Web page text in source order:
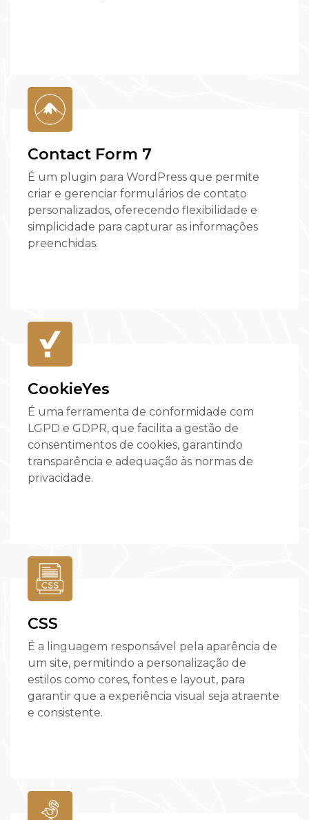
Contact Form 7
É um plugin para WordPress que permite
criar e gerenciar formulários de contato
personalizados, oferecendo flexibilidade e
simplicidade para capturar as informações
preenchidas.
CookieYes
É uma ferramenta de conformidade com
LGPD e GDPR, que facilita a gestão de
consentimentos de cookies, garantindo
transparência e adequação às normas de
privacidade.
CSS
É a linguagem responsável pela aparência de
um site, permitindo a personalização de
estilos como cores, fontes e layout, para
garantir que a experiência visual seja atraente
e consistente.